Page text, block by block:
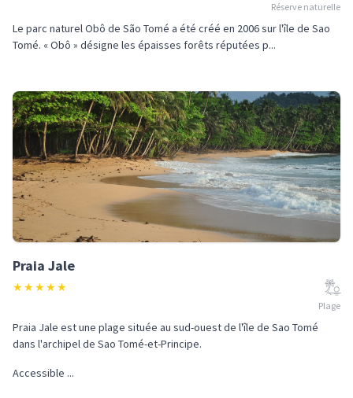
Réserve naturelle
Le parc naturel Obô de São Tomé a été créé en 2006 sur l'île de Sao
Tomé. « Obô » désigne les épaisses forêts réputées p...
Praia Jale
★★★★★
Plage
Praia Jale est une plage située au sud-ouest de l'île de Sao Tomé
dans l'archipel de Sao Tomé-et-Principe.
Accessible ...